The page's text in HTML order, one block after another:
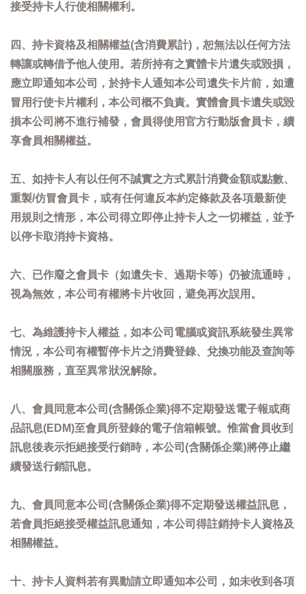
接受持卡人行使相關權利。
四、持卡資格及相關權益(含消費累計)，恕無法以任何方法
轉讓或轉借予他人使用。若所持有之實體卡片遺失或毀損，
應立即通知本公司，於持卡人通知本公司遺失卡片前，如遭
冒用行使卡片權利，本公司概不負責。實體會員卡遺失或毀
損本公司將不進行補發，會員得使用官方行動版會員卡，續
享會員相關權益。
五、如持卡人有以任何不誠實之方式累計消費金額或點數、
重製/仿冒會員卡，或有任何違反本約定條款及各項最新使
用規則之情形，本公司得立即停止持卡人之一切權益，並予
以停卡取消持卡資格。
六、已作廢之會員卡（如遺失卡、過期卡等）仍被流通時，
視為無效，本公司有權將卡片收回，避免再次誤用。
七、為維護持卡人權益，如本公司電腦或資訊系統發生異常
情況，本公司有權暫停卡片之消費登錄、兌換功能及查詢等
相關服務，直至異常狀況解除。
八、會員同意本公司(含關係企業)得不定期發送電子報或商
品訊息(EDM)至會員所登錄的電子信箱帳號。惟當會員收到
訊息後表示拒絕接受行銷時，本公司(含關係企業)將停止繼
續發送行銷訊息。
九、會員同意本公司(含關係企業)得不定期發送權益訊息，
若會員拒絕接受權益訊息通知，本公司得註銷持卡人資格及
相關權益。
十、持卡人資料若有異動請立即通知本公司，如未收到各項